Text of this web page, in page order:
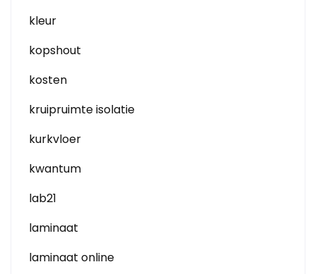
kleur
kopshout
kosten
kruipruimte isolatie
kurkvloer
kwantum
lab21
laminaat
laminaat online